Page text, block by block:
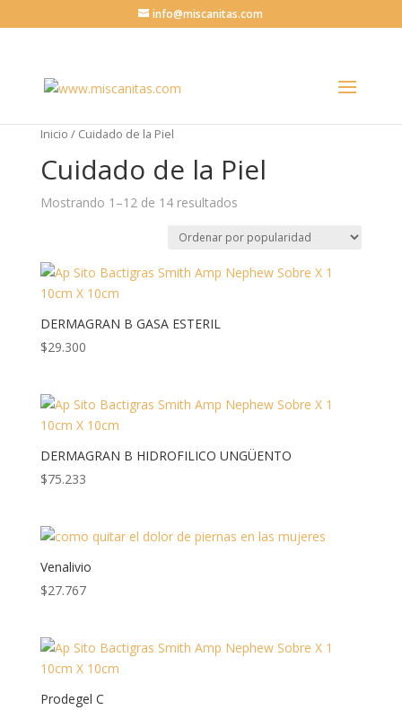
info@miscanitas.com
Inicio / Cuidado de la Piel
Cuidado de la Piel
Mostrando 1–12 de 14 resultados
DERMAGRAN B GASA ESTERIL
$29.300
DERMAGRAN B HIDROFILICO UNGÜENTO
$75.233
Venalivio
$27.767
Prodegel C